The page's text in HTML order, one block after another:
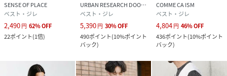
SENSE OF PLACE
ベスト・ジレ
2,490円 62%OFF
22ポイント(1倍)
URBAN RESEARCH DOORS
ベスト・ジレ
5,390円 30%OFF
490ポイント(10%ポイント
バック)
COMME CA ISM
ベスト・ジレ
4,804円 46%OFF
436ポイント(10%ポイント
バック)